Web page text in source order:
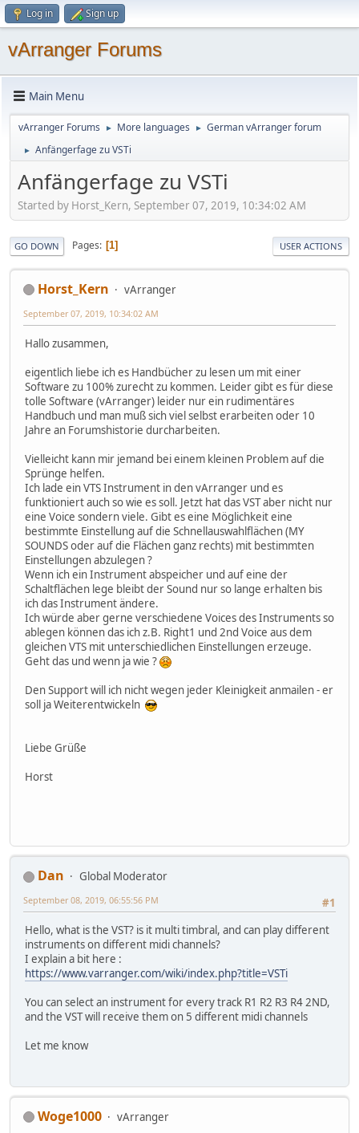
Log in Sign up
vArranger Forums
Main Menu
vArranger Forums ► More languages ► German vArranger forum
► Anfängerfage zu VSTi
Anfängerfage zu VSTi
Started by Horst_Kern, September 07, 2019, 10:34:02 AM
GO DOWN Pages 1 USER ACTIONS
Horst_Kern vArranger
September 07, 2019, 10:34:02 AM
Hallo zusammen,
eigentlich liebe ich es Handbücher zu lesen um mit einer
Software zu 100% zurecht zu kommen. Leider gibt es für diese
tolle Software (vArranger) leider nur ein rudimentäres
Handbuch und man muß sich viel selbst erarbeiten oder 10
Jahre an Forumshistorie durcharbeiten.
Vielleicht kann mir jemand bei einem kleinen Problem auf die
Sprünge helfen.
Ich lade ein VTS Instrument in den vArranger und es
funktioniert auch so wie es soll. Jetzt hat das VST aber nicht nur
eine Voice sondern viele. Gibt es eine Möglichkeit eine
bestimmte Einstellung auf die Schnellauswahlflächen (MY
SOUNDS oder auf die Flächen ganz rechts) mit bestimmten
Einstellungen abzulegen ?
Wenn ich ein Instrument abspeicher und auf eine der
Schaltflächen lege bleibt der Sound nur so lange erhalten bis
ich das Instrument ändere.
Ich würde aber gerne verschiedene Voices des Instruments so
ablegen können das ich z.B. Right1 und 2nd Voice aus dem
gleichen VTS mit unterschiedlichen Einstellungen erzeuge.
Geht das und wenn ja wie ?
Den Support will ich nicht wegen jeder Kleinigkeit anmailen - er
soll ja Weiterentwickeln
Liebe Grüße
Horst
Dan
Global Moderator
#1
September 08, 2019, 06:55:56 PM
Hello, what is the VST? is it multi timbral, and can play different
instruments on different midi channels?
I explain a bit here :
https://www.varranger.com/wiki/index.php?title=VSTi
You can select an instrument for every track R1 R2 R3 R4 2ND,
and the VST will receive them on 5 different midi channels
Let me know
Woge1000
vArranger